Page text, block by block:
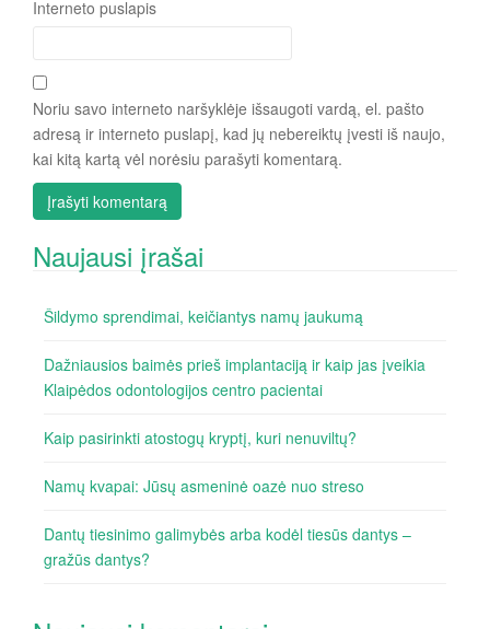
Interneto puslapis
Noriu savo interneto naršyklėje išsaugoti vardą, el. pašto
adresą ir interneto puslapį, kad jų nebereiktų įvesti iš naujo,
kai kitą kartą vėl norėsiu parašyti komentarą.
Naujausi įrašai
Šildymo sprendimai, keičiantys namų jaukumą
Dažniausios baimės prieš implantaciją ir kaip jas įveikia
Klaipėdos odontologijos centro pacientai
Kaip pasirinkti atostogų kryptį, kuri nenuviltų?
Namų kvapai: Jūsų asmeninė oazė nuo streso
Dantų tiesinimo galimybės arba kodėl tiesūs dantys –
gražūs dantys?